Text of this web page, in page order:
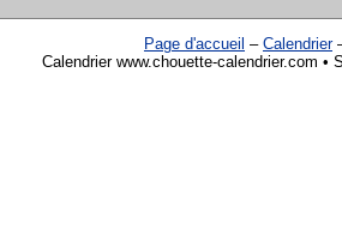
Page d'accueil – Calendrier
Calendrier www.chouette-calendrier.com